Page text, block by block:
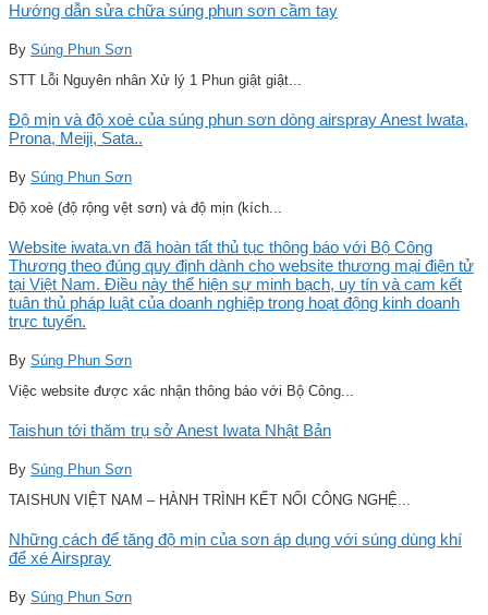
Hướng dẫn sửa chữa súng phun sơn cầm tay
By Súng Phun Sơn
STT Lỗi Nguyên nhân Xử lý 1 Phun giật giật...
Độ mịn và độ xoè của súng phun sơn dòng airspray Anest Iwata,
Prona, Meiji, Sata..
By Súng Phun Sơn
Độ xoè (độ rộng vệt sơn) và độ mịn (kích...
Website iwata.vn đã hoàn tất thủ tục thông báo với Bộ Công
Thương theo đúng quy định dành cho website thương mại điện tử
tại Việt Nam. Điều này thể hiện sự minh bạch, uy tín và cam kết
tuân thủ pháp luật của doanh nghiệp trong hoạt động kinh doanh
trực tuyến.
By Súng Phun Sơn
Việc website được xác nhận thông báo với Bộ Công...
Taishun tới thăm trụ sở Anest Iwata Nhật Bản
By Súng Phun Sơn
TAISHUN VIỆT NAM – HÀNH TRÌNH KẾT NỐI CÔNG NGHỆ...
Những cách để tăng độ mịn của sơn áp dụng với súng dùng khí
để xé Airspray
By Súng Phun Sơn